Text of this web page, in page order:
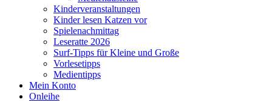
Kinderveranstaltungen
Kinder lesen Katzen vor
Spielenachmittag
Leseratte 2026
Surf-Tipps für Kleine und Große
Vorlesetipps
Medientipps
Mein Konto
Onleihe